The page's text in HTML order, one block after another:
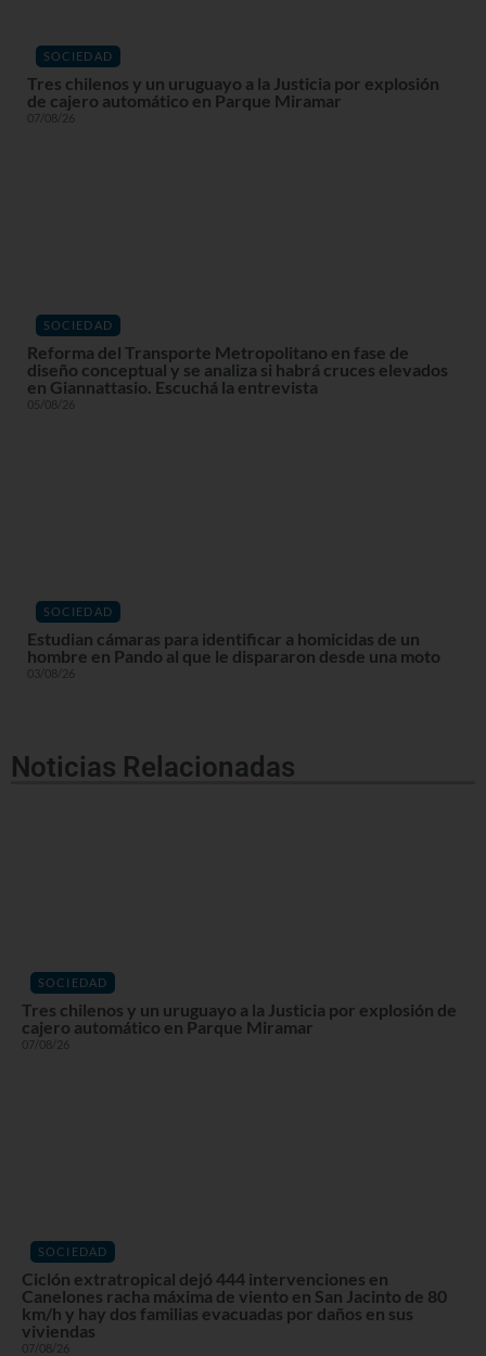
SOCIEDAD
Tres chilenos y un uruguayo a la Justicia por explosión
de cajero automático en Parque Miramar
07/08/26
SOCIEDAD
Reforma del Transporte Metropolitano en fase de
diseño conceptual y se analiza si habrá cruces elevados
en Giannattasio. Escuchá la entrevista
05/08/26
SOCIEDAD
Estudian cámaras para identificar a homicidas de un
hombre en Pando al que le dispararon desde una moto
03/08/26
Noticias Relacionadas
SOCIEDAD
Tres chilenos y un uruguayo a la Justicia por explosión de
cajero automático en Parque Miramar
07/08/26
SOCIEDAD
Ciclón extratropical dejó 444 intervenciones en
Canelones racha máxima de viento en San Jacinto de 80
km/h y hay dos familias evacuadas por daños en sus
viviendas
07/08/26